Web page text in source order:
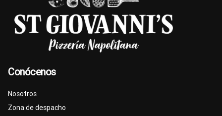
Conócenos
Nosotros
Zona de despacho